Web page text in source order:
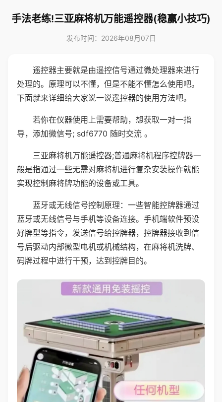
手法老练!三亚麻将机万能遥控器(稳赢小技巧)
发布时间：2026年08月07日
遥控器主要就是由遥控信号通过微处理器来进行
处理的。原理可以不懂，但是不能不懂怎么使用吧。
下面就来详细给大家说一说遥控器的使用方法吧。
若你在仪器使用上需要帮助，想获取一对一指
导，添加微信号; sdf6770 随时交流 。
三亚麻将机万能遥控器;普通麻将机程序控牌器一
般是指通过一些无需对麻将机进行复杂安装操作就能
实现控制麻将牌功能的设备或工具。
蓝牙或无线信号控制原理：一些智能控牌器通过
蓝牙或无线信号与手机等设备连接。手机端软件预设
好牌型等指令，发送信号给控牌器，控牌器接收到信
号后驱动内部微型电机或机械结构，在麻将机洗牌、
码牌过程中进行干预，达到控牌目的。